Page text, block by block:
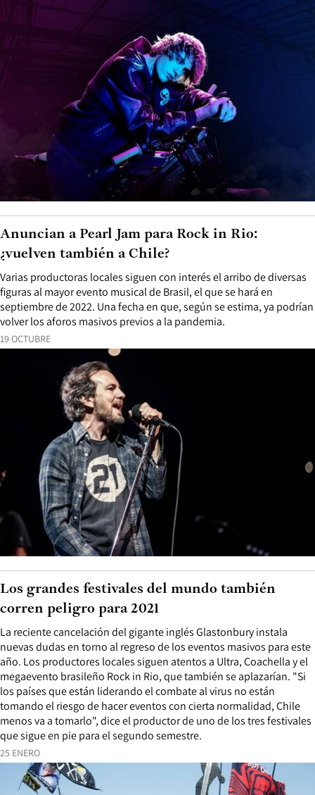
19 OCTUBRE
Varias productoras locales siguen con interés el arribo de diversas
figuras al mayor evento musical de Brasil, el que se hará en
septiembre de 2022. Una fecha en que, según se estima, ya podrían
volver los aforos masivos previos a la pandemia.
Anuncian a Pearl Jam para Rock in Rio:
¿vuelven también a Chile?
25 ENERO
La reciente cancelación del gigante inglés Glastonbury instala
nuevas dudas en torno al regreso de los eventos masivos para este
año. Los productores locales siguen atentos a Ultra, Coachella y el
megaevento brasileño Rock in Rio, que también se aplazarían. "Si
los países que están liderando el combate al virus no están
tomando el riesgo de hacer eventos con cierta normalidad, Chile
menos va a tomarlo", dice el productor de uno de los tres festivales
que sigue en pie para el segundo semestre.
Los grandes festivales del mundo también
corren peligro para 2021